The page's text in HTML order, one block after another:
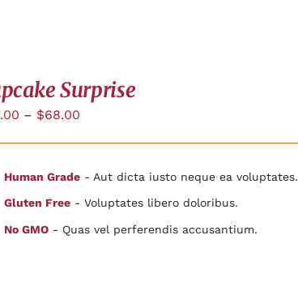
Surprise
– $68.00
Human Grade- Aut dicta iusto neque ea voluptates.
Gluten Free- Voluptates libero doloribus.
No GMO- Quas vel perferendis accusantium.